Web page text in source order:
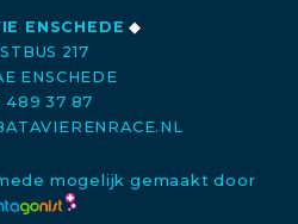
ENSCHEDE ◆
217
ENSCHEDE
489 37 87
mogelijk gemaakt door